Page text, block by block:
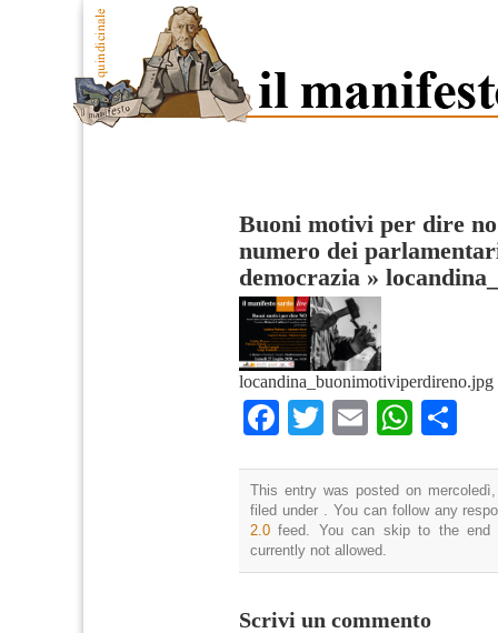
Buoni motivi per dire
numero dei
democrazia »
locandina_buonimotiviperdireno.jpg
Facebook
TwitterEmail
This entry was posted on
filed under . You can follow any
2.0 feed. You can skip to the end
currently not allowed.
Scrivi un commento